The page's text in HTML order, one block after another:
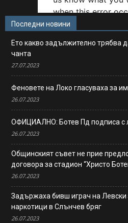
Последни новини
Ето какво задължително трябва
чанта
27.07.2023
Феновете на Локо гласуваха за
26.07.2023
ОФИЦИАЛНО: Ботев Пд подписа с
26.07.2023
Общинският съвет не прие
договора за стадион “Христо
26.07.2023
Задържаха бивш играч на Левски
наркотици в Слънчев бряг
26.07.2023